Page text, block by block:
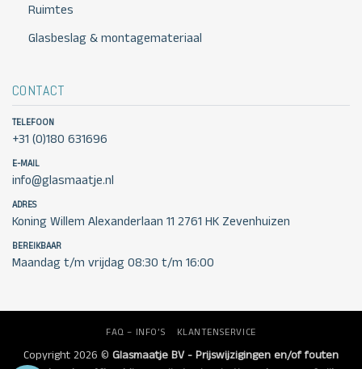
Ruimtes
Glasbeslag & montagemateriaal
CONTACT
TELEFOON
+31 (0)180 631696
E-MAIL
info@glasmaatje.nl
ADRES
Koning Willem Alexanderlaan 11 2761 HK Zevenhuizen
BEREIKBAAR
Maandag t/m vrijdag 08:30 t/m 16:00
FAQ – INFO’S KLANTENSERVICE
Copyright 2026 © Glasmaatje BV - Prijswijzigingen en/of fouten